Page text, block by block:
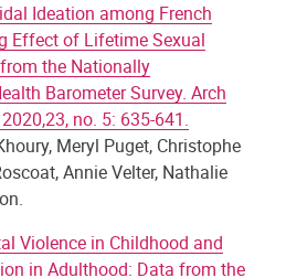
Ideation among French
Effect of Lifetime Sexual
the Nationally
Barometer Survey. Arch
no. 5: 635-641.
Meryl Puget, Christophe
Annie Velter, Nathalie
Violence in Childhood and
in Adulthood: Data from the